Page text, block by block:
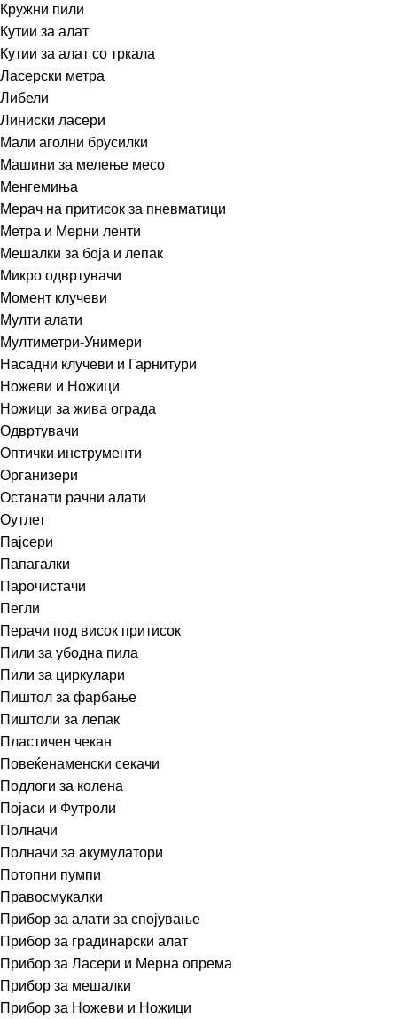
Кружни пили
Кутии за алат
Кутии за алат со тркала
Ласерски метра
Либели
Линиски ласери
Мали аголни брусилки
Машини за мелење месо
Менгемиња
Мерач на притисок за пневматици
Метра и Мерни ленти
Мешалки за боја и лепак
Микро одвртувачи
Момент клучеви
Мулти алати
Мултиметри-Унимери
Насадни клучеви и Гарнитури
Ножеви и Ножици
Ножици за жива ограда
Одвртувачи
Оптички инструменти
Организери
Останати рачни алати
Оутлет
Пајсери
Папагалки
Парочистачи
Пегли
Перачи под висок притисок
Пили за убодна пила
Пили за циркулари
Пиштол за фарбање
Пиштоли за лепак
Пластичен чекан
Повеќенаменски секачи
Подлоги за колена
Појаси и Футроли
Полначи
Полначи за акумулатори
Потопни пумпи
Правосмукалки
Прибор за алати за спојување
Прибор за градинарски алат
Прибор за Ласери и Мерна опрема
Прибор за мешалки
Прибор за Ножеви и Ножици